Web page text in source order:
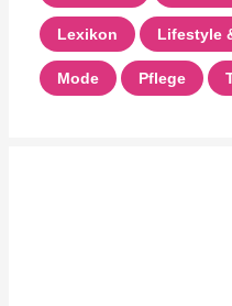
Lexikon Lifestyle
Mode Pflege